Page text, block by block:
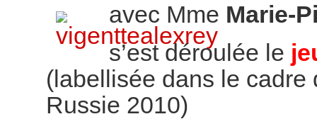
avec Mme Marie-
s’est déroulée le
(labellisée dans le cadre
Russie 2010)